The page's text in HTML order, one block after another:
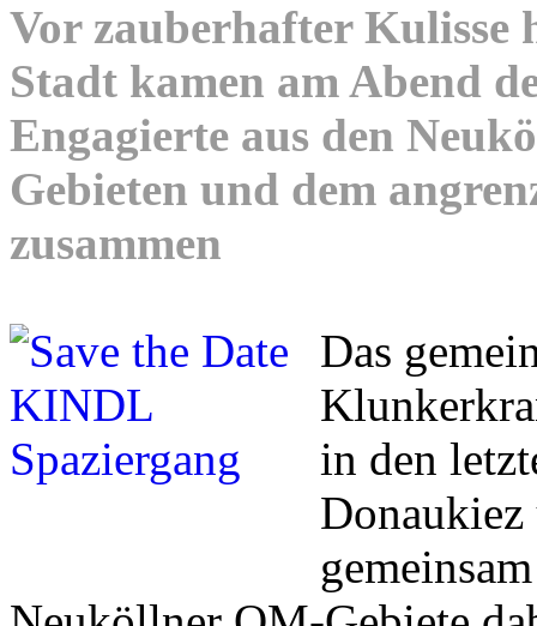
Vor zauberhafter Kulisse
Stadt kamen am Abend
Engagierte aus den
Gebieten und dem
zusammen
Das
in den